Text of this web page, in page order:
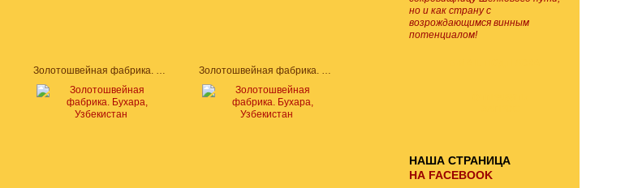
Золотошвейная фабрика. Бухара, Узбекистан Золотошвейная фабрика. Бухара, Узбекистан
но и как страну с
возрождающимся винным
потенциалом!
НАША СТРАНИЦА
НА FACEBOOK